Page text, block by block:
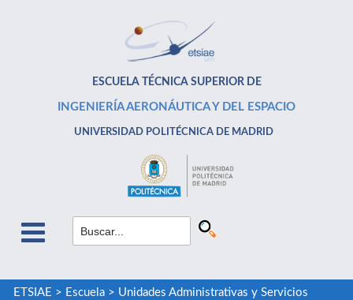
ESCUELA TÉCNICA SUPERIOR DE
INGENIERÍA AERONÁUTICA Y DEL ESPACIO
UNIVERSIDAD POLITÉCNICA DE MADRID
ETSIAE > Escuela> Unidades Administrativas y Servicios